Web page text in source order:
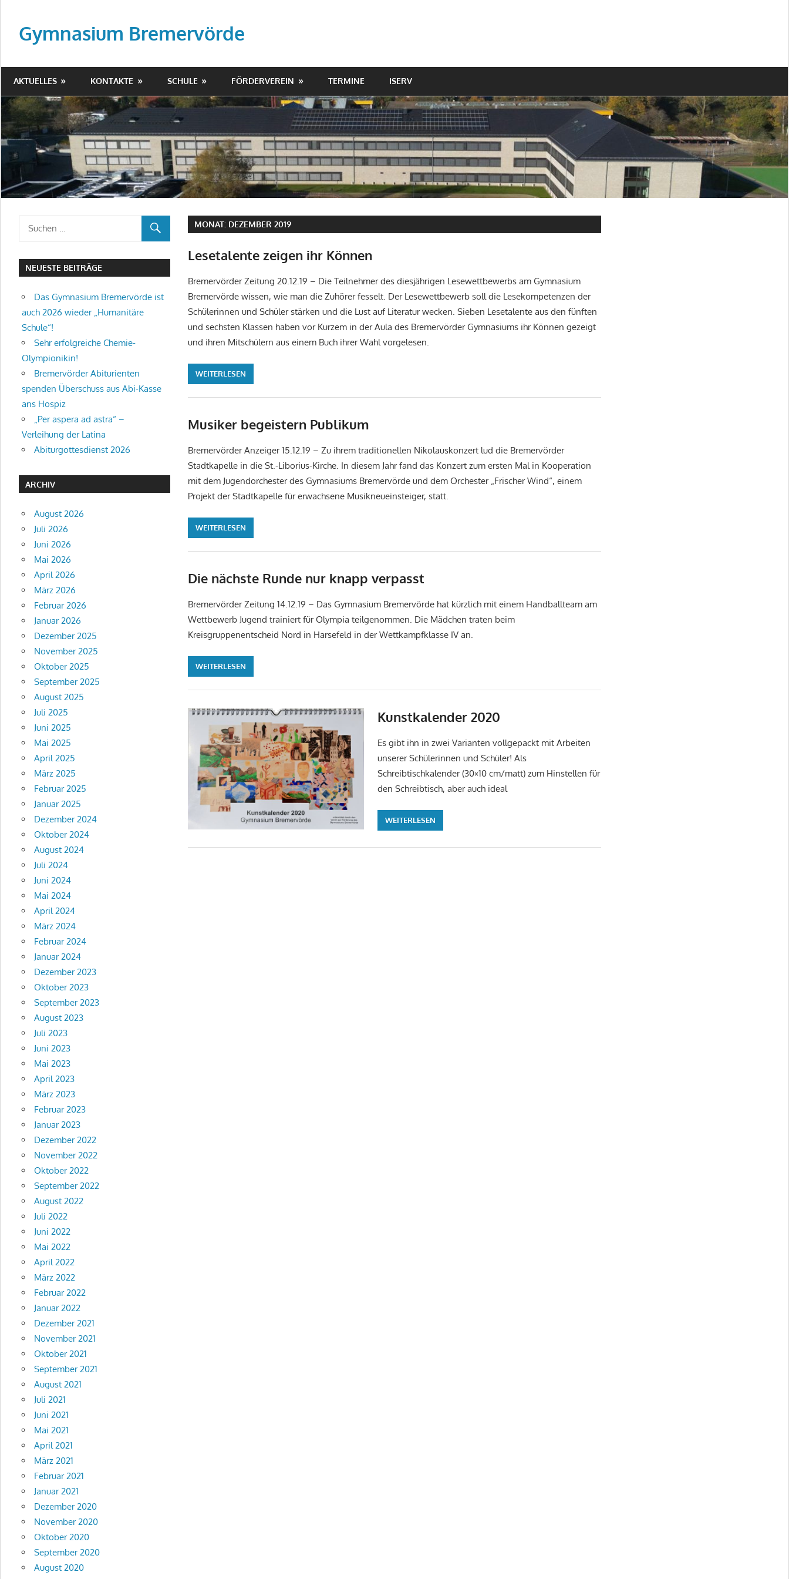
springen
Gymnasium Bremervörde
AKTUELLES KONTAKTE SCHULE FÖRDERVEREIN TERMINE ISERV
MONAT: DEZEMBER 2019
Lesetalente zeigen ihr Können
Bremervörder Zeitung 20.12.19 – Die Teilnehmer des diesjährigen Lesewettbewerbs am Gymnasium
Bremervörde wissen, wie man die Zuhörer fesselt. Der Lesewettbewerb soll die Lesekompetenzen der
Schülerinnen und Schüler stärken und die Lust auf Literatur wecken. Sieben Lesetalente aus den fünften
und sechsten Klassen haben vor Kurzem in der Aula des Bremervörder Gymnasiums ihr Können gezeigt
und ihren Mitschülern aus einem Buch ihrer Wahl vorgelesen.
WEITERLESEN
Musiker begeistern Publikum
Bremervörder Anzeiger 15.12.19 – Zu ihrem traditionellen Nikolauskonzert lud die Bremervörder
Stadtkapelle in die St.-Liborius-Kirche. In diesem Jahr fand das Konzert zum ersten Mal in Kooperation
mit dem Jugendorchester des Gymnasiums Bremervörde und dem Orchester „Frischer Wind“, einem
Projekt der Stadtkapelle für erwachsene Musikneueinsteiger, statt.
WEITERLESEN
Die nächste Runde nur knapp verpasst
Bremervörder Zeitung 14.12.19 – Das Gymnasium Bremervörde hat kürzlich mit einem Handballteam am
Wettbewerb Jugend trainiert für Olympia teilgenommen. Die Mädchen traten beim
Kreisgruppenentscheid Nord in Harsefeld in der Wettkampfklasse IV an.
WEITERLESEN
Kunstkalender 2020
Es gibt ihn in zwei Varianten vollgepackt mit Arbeiten
unserer Schülerinnen und Schüler! Als
Schreibtischkalender (30×10 cm/matt) zum Hinstellen für
den Schreibtisch, aber auch ideal
WEITERLESEN
NEUESTE BEITRÄGE
Das Gymnasium Bremervörde ist
auch 2026 wieder „Humanitäre
Schule“!
Sehr erfolgreiche Chemie-
Olympionikin!
Bremervörder Abiturienten
spenden Überschuss aus Abi-Kasse
ans Hospiz
„Per aspera ad astra“ –
Verleihung der Latina
Abiturgottesdienst 2026
ARCHIV
August 2026
Juli 2026
Juni 2026
Mai 2026
April 2026
März 2026
Februar 2026
Januar 2026
Dezember 2025
November 2025
Oktober 2025
September 2025
August 2025
Juli 2025
Juni 2025
Mai 2025
April 2025
März 2025
Februar 2025
Januar 2025
Dezember 2024
Oktober 2024
August 2024
Juli 2024
Juni 2024
Mai 2024
April 2024
März 2024
Februar 2024
Januar 2024
Dezember 2023
Oktober 2023
September 2023
August 2023
Juli 2023
Juni 2023
Mai 2023
April 2023
März 2023
Februar 2023
Januar 2023
Dezember 2022
November 2022
Oktober 2022
September 2022
August 2022
Juli 2022
Juni 2022
Mai 2022
April 2022
März 2022
Februar 2022
Januar 2022
Dezember 2021
November 2021
Oktober 2021
September 2021
August 2021
Juli 2021
Juni 2021
Mai 2021
April 2021
März 2021
Februar 2021
Januar 2021
Dezember 2020
November 2020
Oktober 2020
September 2020
August 2020